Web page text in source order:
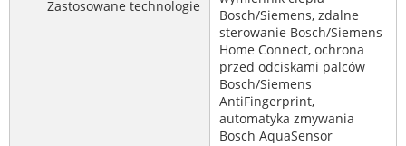
Zastosowane technologie
Bosch/Siemens, zdalne
sterowanie Bosch/Siemens
Home Connect, ochrona
przed odciskami palców
Bosch/Siemens
AntiFingerprint,
automatyka zmywania
Bosch AquaSensor